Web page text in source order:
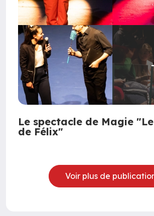
Le spectacle de Magie
de Félix"
Voir plus de